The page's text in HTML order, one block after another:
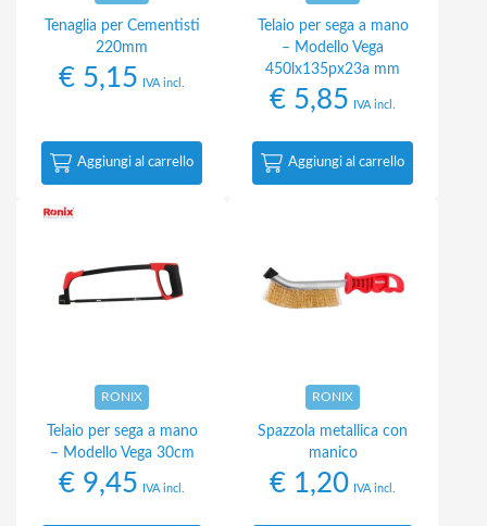
Tenaglia per Cementisti
220mm
€ 5,15 IVA incl.
Aggiungi al carrello
Telaio per sega a mano
– Modello Vega
450lx135px23a mm
€ 5,85 IVA incl.
Aggiungi al carrello
RONIX
Telaio per sega a mano
– Modello Vega 30cm
€ 9,45 IVA incl.
RONIX
Spazzola metallica con
manico
€ 1,20 IVA incl.